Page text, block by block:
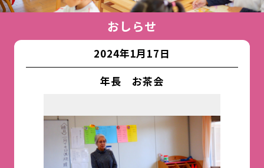
おしらせ
2024年1月17日
年長 お茶会